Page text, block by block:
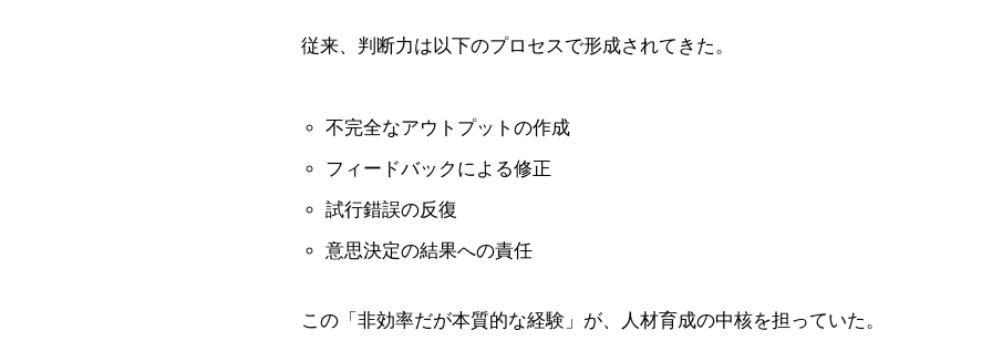
従来、判断力は以下のプロセスで形成されてきた。
不完全なアウトプットの作成
フィードバックによる修正
試行錯誤の反復
意思決定の結果への責任
この「非効率だが本質的な経験」が、人材育成の中核を担っていた。